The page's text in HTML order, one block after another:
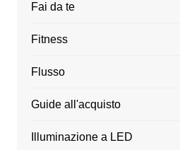
Fai da te
Fitness
Flusso
Guide all'acquisto
Illuminazione a LED